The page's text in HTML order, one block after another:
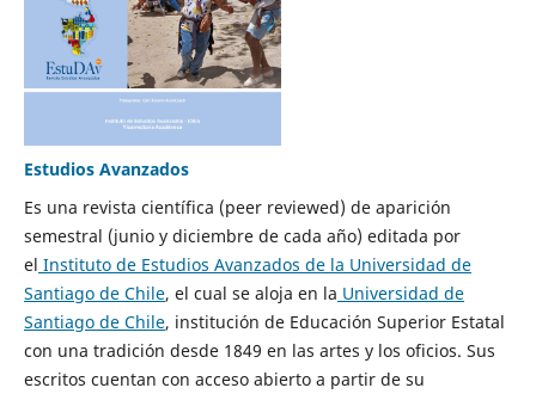
Estudios Avanzados
Es una revista científica (peer reviewed) de aparición
semestral (junio y diciembre de cada año) editada por
el Instituto de Estudios Avanzados de la Universidad de
Santiago de Chile, el cual se aloja en la Universidad de
Santiago de Chile, institución de Educación Superior Estatal
con una tradición desde 1849 en las artes y los oficios. Sus
escritos cuentan con acceso abierto a partir de su